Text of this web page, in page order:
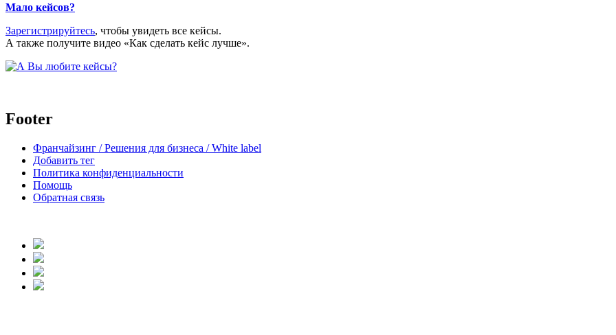
Мало кейсов?
Зарегистрируйтесь, чтобы увидеть все кейсы.
А также получите видео «Как сделать кейс лучше».
Footer
Франчайзинг / Решения для бизнеса / White label
Добавить тег
Политика конфиденциальности
Помощь
Обратная связь